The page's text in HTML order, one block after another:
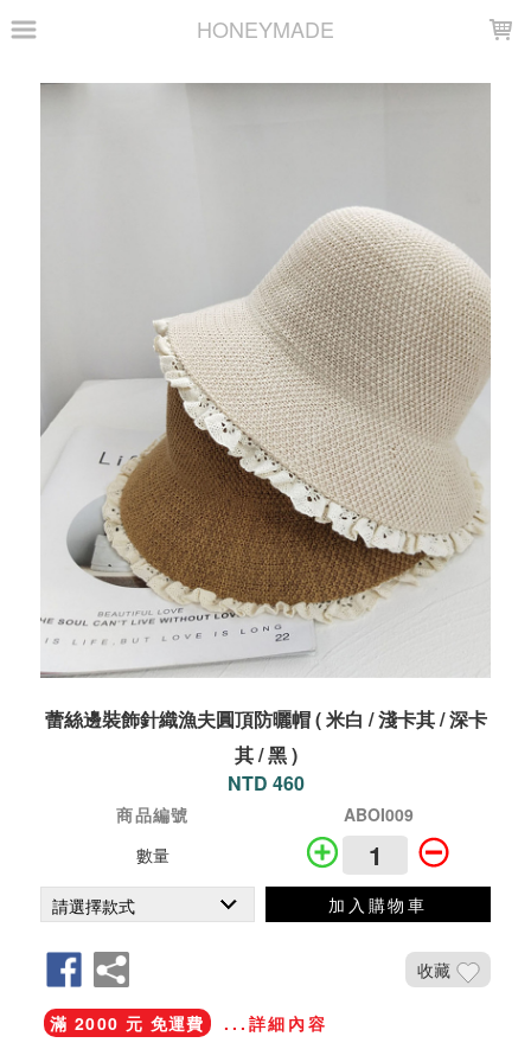
HONEYMADE
蕾絲邊裝飾針織漁夫圓頂防曬帽 ( 米白 / 淺卡其 / 深卡
其 / 黑 )
NTD 460
商品編號
ABOI009
數量
加入購物車
收藏
滿 2000 元 免運費 ...詳細內容